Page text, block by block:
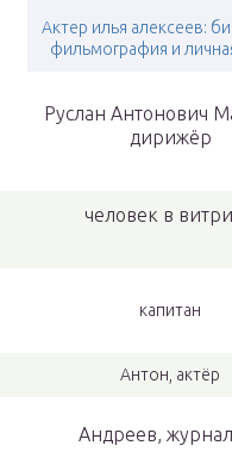
Актер илья алексеев:
фильмография и
Руслан Антонович
дирижёр
человек в
капитан
Антон, актёр
Андреев,